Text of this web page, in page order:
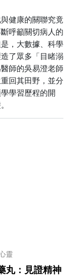
健康的關聯究竟
呼籲關切病人的
，大數據、科學
了眾多「目睹溺
師的吳易澄老師
回其田野，並分
學習歷程的開
靈
丸：見證精神